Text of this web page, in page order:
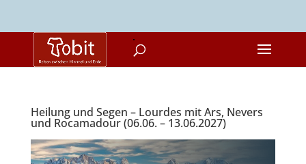
Heilung und Segen – Lourdes mit Ars, Nevers
und Rocamadour (06.06. – 13.06.2027)